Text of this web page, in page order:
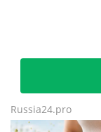
Russia24.pro